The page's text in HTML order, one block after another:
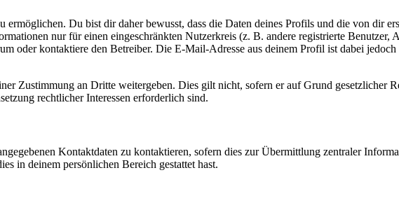
ermöglichen. Du bist dir daher bewusst, dass die Daten deines Profils und die von dir
nur für einen eingeschränkten Nutzerkreis (z. B. andere registrierte Benutzer,
oder kontaktiere den Betreiber. Die E-Mail-Adresse aus deinem Profil ist dabei
Zustimmung an Dritte weitergeben. Dies gilt nicht, sofern er auf Grund gesetzlicher
rechtlicher Interessen erforderlich sind.
Kontaktdaten zu kontaktieren, sofern dies zur Übermittlung zentraler
in deinem persönlichen Bereich gestattet hast.